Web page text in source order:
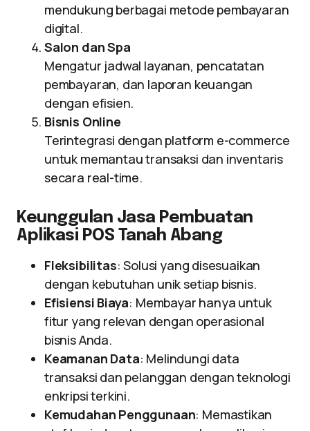
mendukung berbagai metode pembayaran
digital.
Salon dan Spa
Mengatur jadwal layanan, pencatatan
pembayaran, dan laporan keuangan
dengan efisien.
Bisnis Online
Terintegrasi dengan platform e-commerce
untuk memantau transaksi dan inventaris
secara real-time.
Keunggulan Jasa Pembuatan
Aplikasi POS Tanah Abang
Fleksibilitas: Solusi yang disesuaikan
dengan kebutuhan unik setiap bisnis.
Efisiensi Biaya: Membayar hanya untuk
fitur yang relevan dengan operasional
bisnis Anda.
Keamanan Data: Melindungi data
transaksi dan pelanggan dengan teknologi
enkripsi terkini.
Kemudahan Penggunaan: Memastikan